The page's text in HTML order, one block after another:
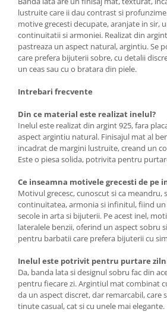
lustruite care ii dau contrast si
motive grecesti decupate, aranjate in sir,
continuitatii si armoniei. Realizat din
pastreaza un aspect natural, argintiu. Se
care prefera bijuterii sobre, cu detalii
un ceas sau cu o bratara din piele.
Intrebari frecvente
Din ce material este realizat inelul?
Inelul este realizat din argint 925, fara
aspect argintiu natural. Finisajul mat al
incadrat de margini lustruite, creand un
Este o piesa solida, potrivita pentru
Ce inseamna motivele grecesti de pe
Motivul grecesc, cunoscut si ca meandru,
continuitatea, armonia si infinitul, fiind
secole in arta si bijuterii. Pe acest inel,
lateralele benzii, oferind un aspect sobru
pentru barbatii care prefera bijuterii cu
Inelul este potrivit pentru purtare
Da, banda lata si designul sobru fac din
pentru fiecare zi. Argintiul mat combinat
da un aspect discret, dar remarcabil, care
tinute casual, cat si cu unele mai elegante.